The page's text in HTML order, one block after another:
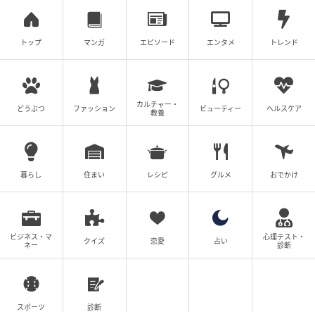
バーカウンター
このお店を語る上で欠かせないのが、創業当時からあ
で、前菜からメインまで、多彩な料理を少しずつ大皿
に盛り合わせ、北欧の食文化を一度に堪能できる贅沢
なメニューとして親しまれてきました。
トップ マンガ エピソード エンタメ トレンド
どうぶつ ファッション
カルチャー・
教養
ビューティー ヘルスケア
暮らし 住まい レシピ グルメ おでかけ
ビジネス・マ
ネー
クイズ 恋愛 占い
心理テスト・
診断
スポーツ 診断